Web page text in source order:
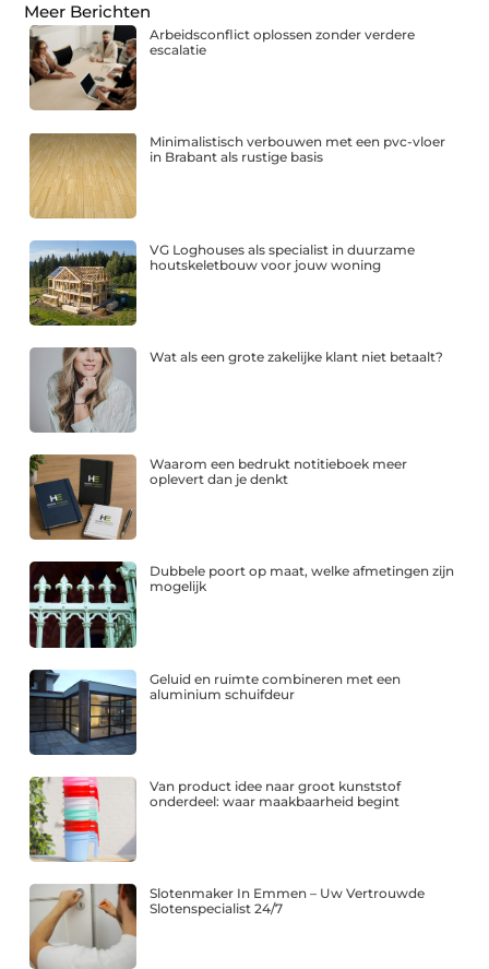
Meer Berichten
Arbeidsconflict oplossen zonder verdere
escalatie
Minimalistisch verbouwen met een pvc-vloer
in Brabant als rustige basis
VG Loghouses als specialist in duurzame
houtskeletbouw voor jouw woning
Wat als een grote zakelijke klant niet betaalt?
Waarom een bedrukt notitieboek meer
oplevert dan je denkt
Dubbele poort op maat, welke afmetingen zijn
mogelijk
Geluid en ruimte combineren met een
aluminium schuifdeur
Van product idee naar groot kunststof
onderdeel: waar maakbaarheid begint
Slotenmaker In Emmen – Uw Vertrouwde
Slotenspecialist 24/7